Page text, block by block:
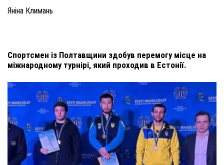
Яніна Климань
Спортсмен із Полтавщини здобув перемогу місце на
міжнародному турнірі, який проходив в Естонії.